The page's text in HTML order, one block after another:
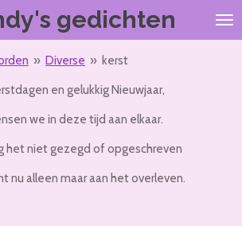
gedichten
» Diverse » kerst
en gelukkig Nieuwjaar,
we in deze tijd aan elkaar.
het niet gezegd of opgeschreven
nu alleen maar aan het overleven.